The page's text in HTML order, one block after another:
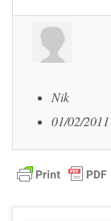
Nik
01/02/